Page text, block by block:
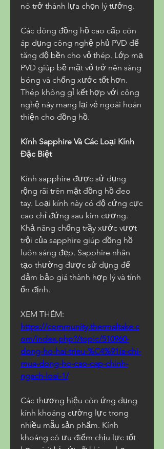
nó trở thành lựa chọn lý tưởng.
Các dòng đồng hồ cao cấp còn
áp dụng công nghệ phủ PVD để
tăng độ bền cho vỏ thép. Lớp mạ
PVD giúp bề mặt vỏ trở nên sáng
bóng và chống xước tốt hơn.
Thép không gỉ kết hợp với công
nghệ này mang lại vẻ ngoài hoàn
thiện cho đồng hồ.
Kính Sapphire Và Các Loại Kính
Đặc Biệt
Kính sapphire được sử dụng
rộng rãi trên mặt đồng hồ đeo
tay. Loại kính này có độ cứng cực
cao chỉ đứng sau kim cương.
Khả năng chống trầy xước vượt
trội của sapphire giúp đồng hồ
luôn sáng đẹp. Sapphire nhân
tạo thường được sử dụng để
đảm bảo giá thành hợp lý và tính
ổn định.
https://community.thermaltake.c
om/index.php?/topic/510960-
dong-ho-hai-trieu-%C4%91ia-chi-
mua-dong-ho-cao-cap-chinh-
ngach-loai-1/
Các thương hiệu còn ứng dụng
kính khoáng cường lực trong
nhiều mẫu sản phẩm. Kính
khoáng có ưu điểm chịu lực tốt